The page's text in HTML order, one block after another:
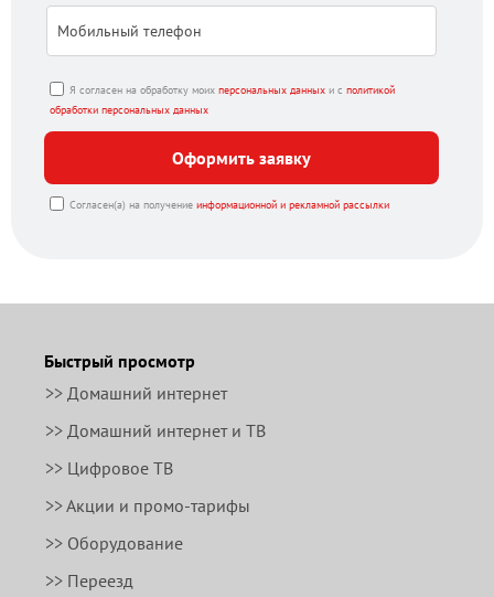
Я согласен на обработку моих персональных данных и с политикой
обработки персональных данных
Оформить заявку
Согласен(а) на получение информационной и рекламной рассылки
Быстрый просмотр
>> Домашний интернет
>> Домашний интернет и ТВ
>> Цифровое ТВ
>> Акции и промо-тарифы
>> Оборудование
>> Переезд